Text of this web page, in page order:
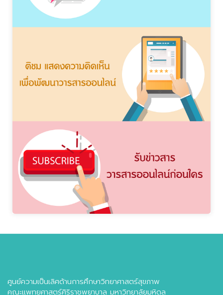
ศูนย์ความเป็นเลิศด้านการศึกษาวิทยาศาสตร์สุขภาพ
คณะแพทยศาสตร์ศิริราชพยาบาล มหาวิทยาลัยมหิดล